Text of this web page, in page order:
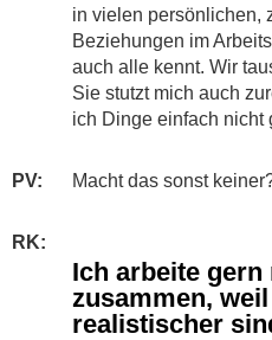
in vielen persönlichen,
Beziehungen im
auch alle kennt. Wir
Sie stutzt mich auch
ich Dinge einfach nicht
PV: Macht das sonst
RK:
Ich arbeite gern
zusammen,
realistischer